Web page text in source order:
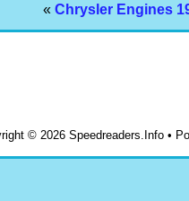
« Chrysler Engines
© 2026 Speedreaders.Info •